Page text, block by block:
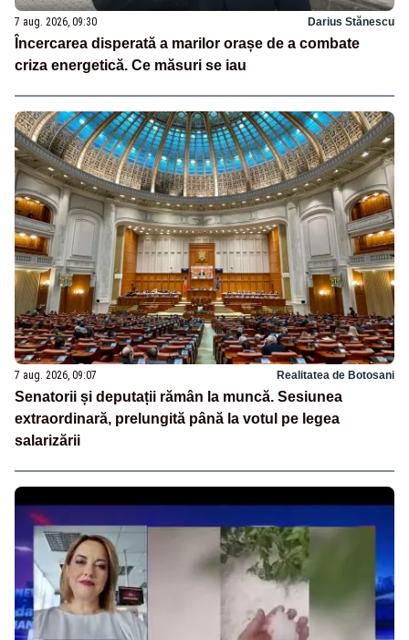
7 aug. 2026, 09:30 Darius Stănescu
Încercarea disperată a marilor orașe de a combate
criza energetică. Ce măsuri se iau
7 aug. 2026, 09:07 Realitatea de Botosani
Senatorii și deputații rămân la muncă. Sesiunea
extraordinară, prelungită până la votul pe legea
salarizării